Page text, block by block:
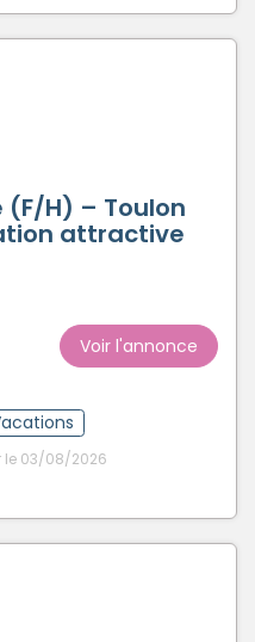
H) – Toulon
attractive
Voir l'annonce
le 03/08/2026